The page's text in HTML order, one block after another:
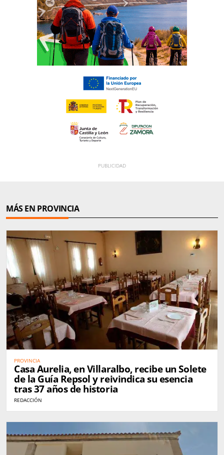
MÁS EN PROVINCIA
PROVINCIA
Casa Aurelia, en Villaralbo, recibe un Solete
de la Guía Repsol y reivindica su esencia
tras 37 años de historia
REDACCIÓN